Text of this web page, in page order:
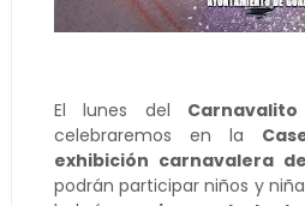
El lunes del Carnavalito
celebraremos en la
exhibición carnavalera
podrán participar niños y